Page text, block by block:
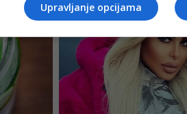
Upravljanje opcijama